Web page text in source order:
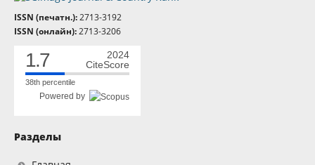
ISSN (печатн.):2713-3192
ISSN (онлайн):2713-3206
1.7
2024
CiteScore
38th percentile
Powered by
Разделы